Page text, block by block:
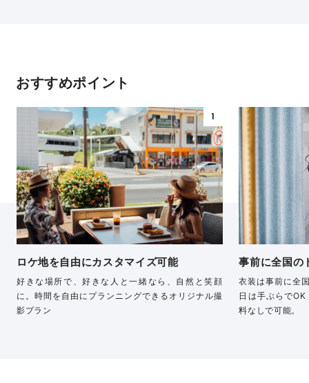
おすすめポイント
1
ロケ地を自由にカスタマイズ可能
好きな場所で、好きな人と一緒なら、自然と笑顔
に。時間を自由にプランニングできるオリジナル撮
影プラン
事前に全国の
衣装は事前に全
日は手ぶらで
料なしで可能。